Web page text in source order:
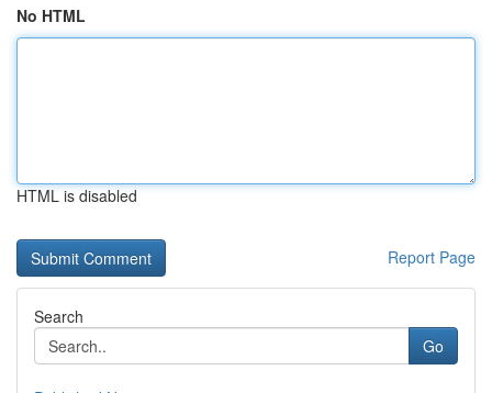
No HTML
HTML is disabled
Report Page
Search
Go